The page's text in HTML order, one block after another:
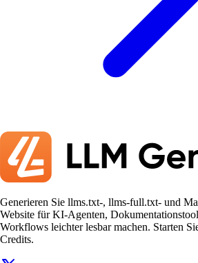
Generieren Sie llms.txt-, llms-full.txt- und
Website für KI-Agenten,
Workflows leichter lesbar machen. Starten
Credits.